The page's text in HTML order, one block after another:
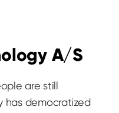
A/S
are still
has democratized